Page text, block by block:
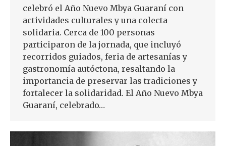
celebró el Año Nuevo Mbya Guaraní con
actividades culturales y una colecta
solidaria. Cerca de 100 personas
participaron de la jornada, que incluyó
recorridos guiados, feria de artesanías y
gastronomía autóctona, resaltando la
importancia de preservar las tradiciones y
fortalecer la solidaridad. El Año Nuevo Mbya
Guaraní, celebrado…